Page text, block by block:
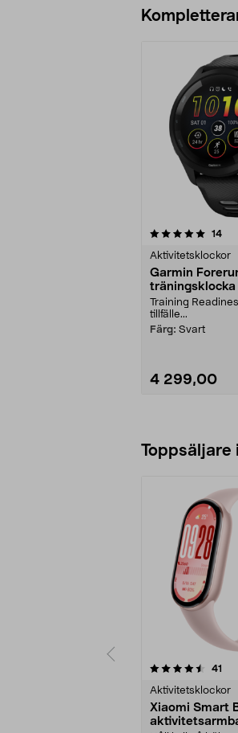
14
Aktivitetsklockor
Garmin
träningsklocka
mm
Training
tillfälle...
Färg: Svart
4 299,00
Toppsäljare
41
Aktivitetsklockor
Xiaomi Smart
4.0 av